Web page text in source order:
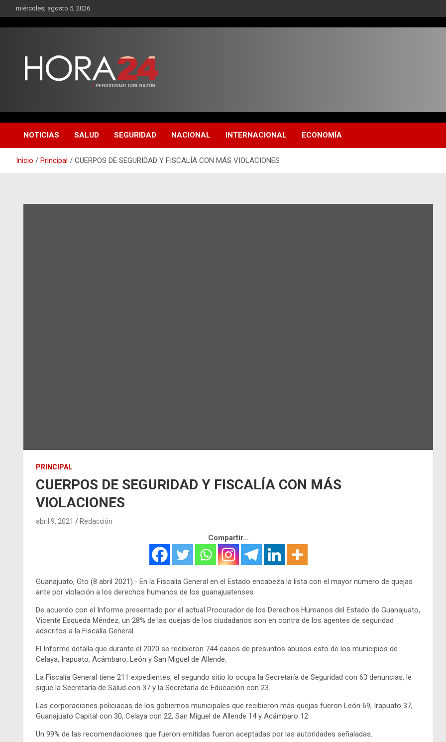
al
contenido
miércoles, agosto 5, 2026
NOTICIAS SALUD SEGURIDAD NACIONAL INTERNACIONAL ECONOMÍA
Inicio Principal CUERPOS DE SEGURIDAD Y FISCALÍA CON MÁS VIOLACIONES
PRINCIPAL
CUERPOS DE SEGURIDAD Y FISCALÍA CON MÁS
VIOLACIONES
abril 9, 2021 Redacción
Compartir...
Guanajuato, Gto (8 abril 2021).- En la Fiscalía General en el Estado encabeza la lista con el mayor número de quejas
ante por violación a los derechos humanos de los guanajuatenses.
De acuerdo con el Informe presentado por el actual Procurador de los Derechos Humanos del Estado de Guanajuato,
Vicente Esqueda Méndez, un 28% de las quejas de los ciudadanos son en contra de los agentes de seguridad
adscritos a la Fiscalía General.
El Informe detalla que durante el 2020 se recibieron 744 casos de presuntos abusos esto de los municipios de
Celaya, Irapuato, Acámbaro, León y San Miguel de Allende.
La Fiscalía General tiene 211 expedientes, el segundo sitio lo ocupa la Secretaría de Seguridad con 63 denuncias, le
sigue la Secretaría de Salud con 37 y la Secretaría de Educación con 23.
Las corporaciones policiacas de los gobiernos municipales que recibieron más quejas fueron León 69, Irapuato 37,
Guanajuato Capital con 30, Celaya con 22, San Miguel de Allende 14 y Acámbaro 12.
Un 99% de las recomendaciones que fueron emitidas fueron aceptadas por las autoridades señaladas.